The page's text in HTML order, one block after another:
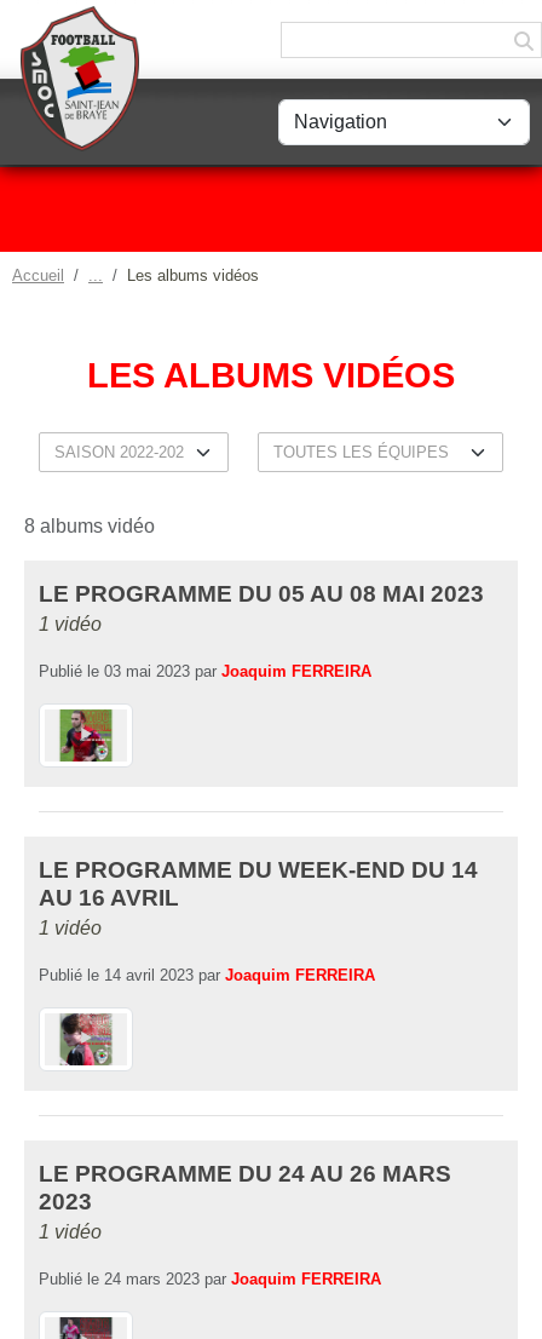
Accueil Les albums vidéos
LES ALBUMS VIDÉOS
8 albums vidéo
LE PROGRAMME DU 05 AU 08 MAI 2023
1 vidéo
Publié le 03 mai 2023 par Joaquim FERREIRA
LE PROGRAMME DU WEEK-END DU 14
AU 16 AVRIL
1 vidéo
Publié le 14 avril 2023 par Joaquim FERREIRA
LE PROGRAMME DU 24 AU 26 MARS
2023
1 vidéo
Publié le 24 mars 2023 par Joaquim FERREIRA
Panneau de gestion des cookies